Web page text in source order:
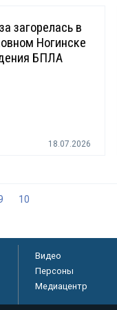
загорелась в
Ногинске
БПЛА
18.07.2026
10
Видео
Персоны
Медиацентр